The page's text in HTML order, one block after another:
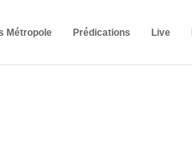
Prédications Live